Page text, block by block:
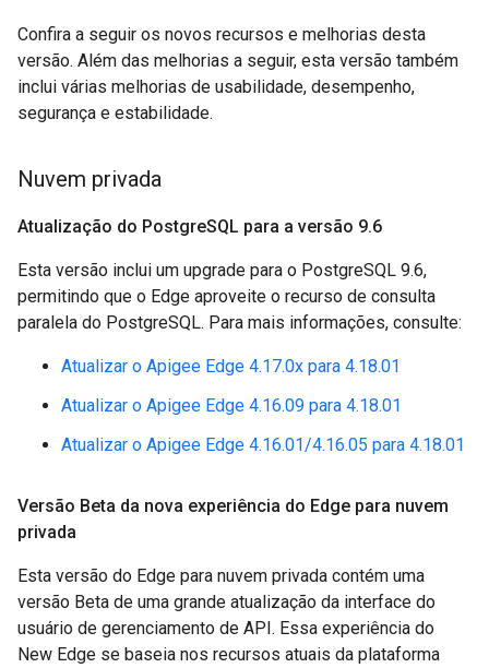
Confira a seguir os novos recursos e melhorias desta
versão. Além das melhorias a seguir, esta versão também
inclui várias melhorias de usabilidade, desempenho,
segurança e estabilidade.
Nuvem privada
Atualização do PostgreSQL para a versão 9.6
Esta versão inclui um upgrade para o PostgreSQL 9.6,
permitindo que o Edge aproveite o recurso de consulta
paralela do PostgreSQL. Para mais informações, consulte:
Atualizar o Apigee Edge 4.17.0x para 4.18.01
Atualizar o Apigee Edge 4.16.09 para 4.18.01
Atualizar o Apigee Edge 4.16.01/4.16.05 para 4.18.01
Versão Beta da nova experiência do Edge para nuvem
privada
Esta versão do Edge para nuvem privada contém uma
versão Beta de uma grande atualização da interface do
usuário de gerenciamento de API. Essa experiência do
New Edge se baseia nos recursos atuais da plataforma